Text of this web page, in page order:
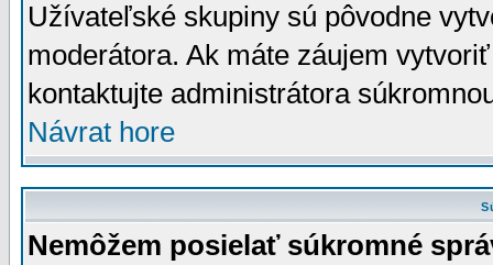
Užívateľské skupiny sú pôvodne
moderátora. Ak máte záujem
kontaktujte administrátora
Návrat hore
Nemôžem posielať súkromné